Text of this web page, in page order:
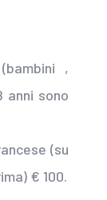
,
sono
(su
€ 100.